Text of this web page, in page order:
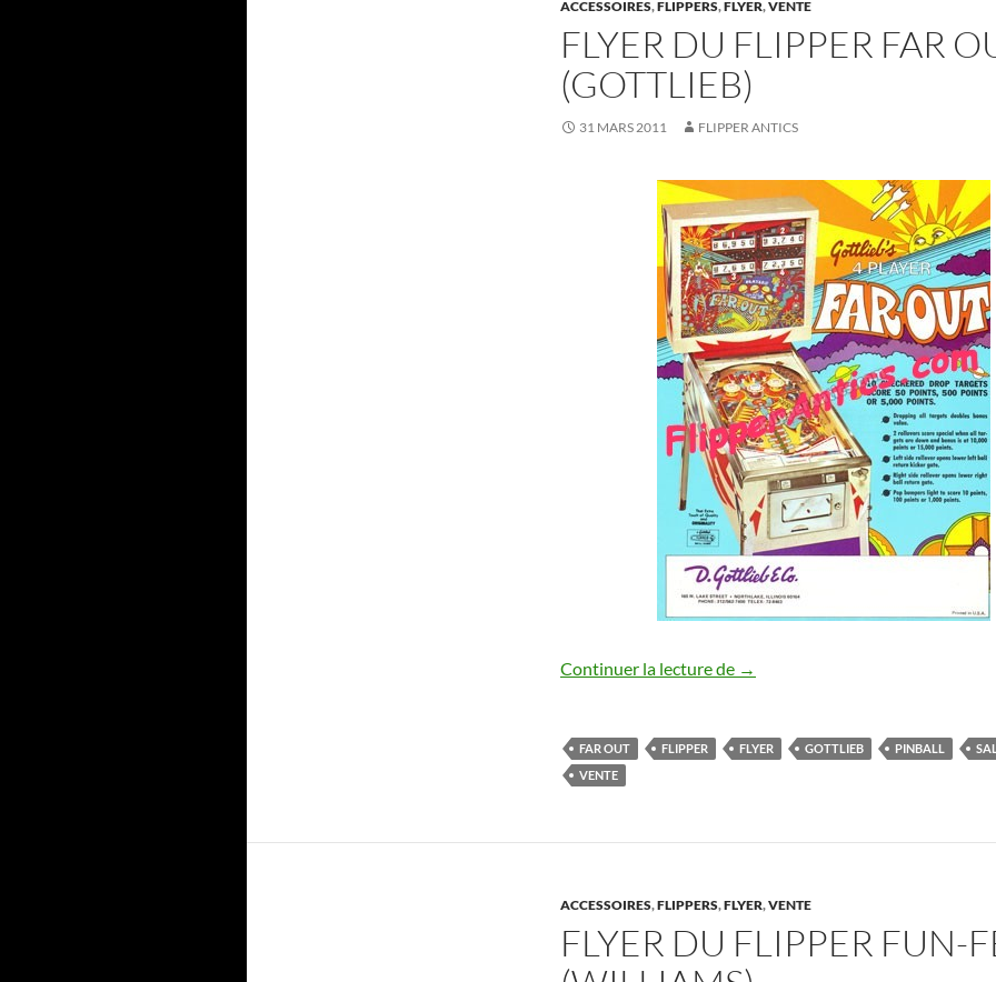
ACCESSOIRES,FLIPPERS,FLYER,VENTE
FLYER DU FLIPPER FAR
(GOTTLIEB)
31 MARS 2011 FLIPPER ANTICS
Continuer la lecture de Flyer du flipper Far Out (Gottlieb)
→
FAR OUT FLIPPER FLYER GOTTLIEB PINBALL
VENTE
ACCESSOIRES,FLIPPERS,FLYER,VENTE
FLYER DU FLIPPER FUN-